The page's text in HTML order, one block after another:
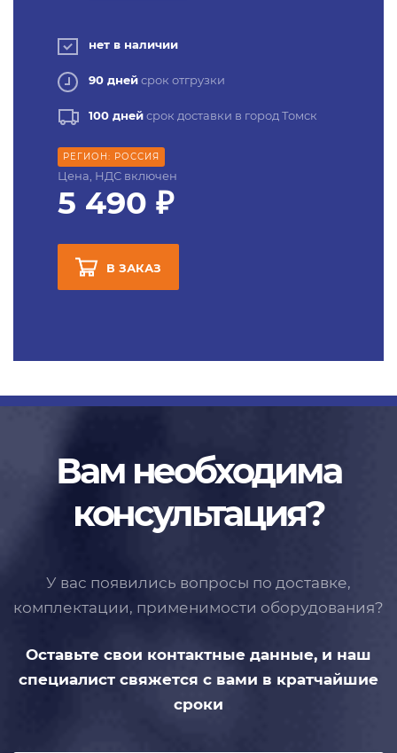
нет в наличии
90 днейсрок отгрузки
100 днейсрок доставки в город Томск
РЕГИОН: РОССИЯ
Цена, НДС включен
5 490 ₽
В ЗАКАЗ
Вам необходима
консультация?
У вас появились вопросы по доставке,
комплектации, применимости оборудования?
Оставьте свои контактные данные, и наш
специалист свяжется с вами в кратчайшие
сроки